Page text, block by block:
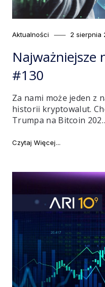
Category
Aktualności
Posted
2 sierpnia
Najważniejsze
#130
Za nami może jeden z
historii kryptowalut.
Trumpa na Bitcoin
Czytaj Więcej